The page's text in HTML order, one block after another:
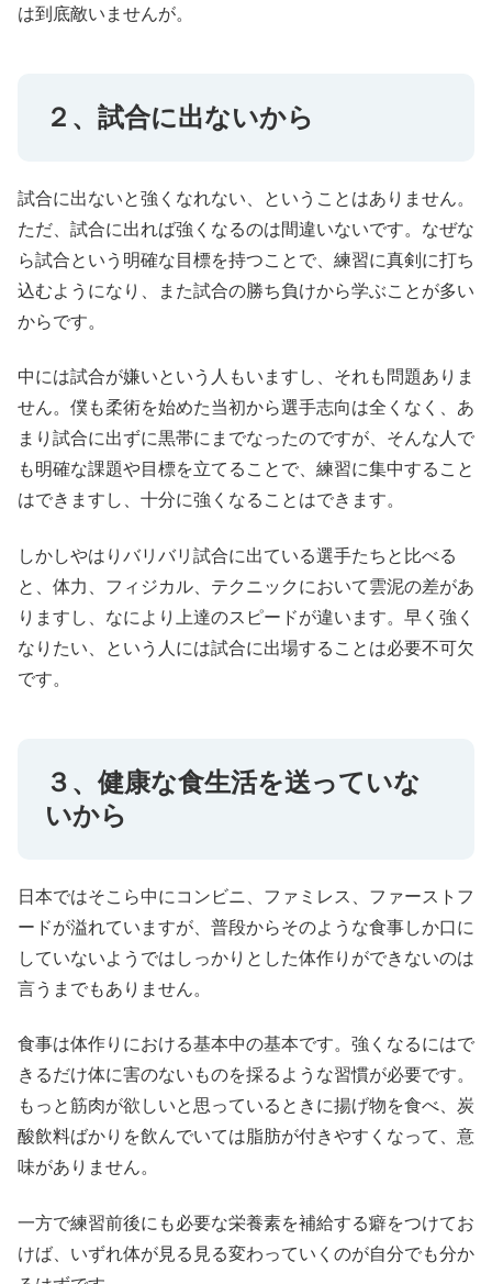
は到底敵いませんが。
２、試合に出ないから
試合に出ないと強くなれない、ということはありません。
ただ、試合に出れば強くなるのは間違いないです。なぜな
ら試合という明確な目標を持つことで、練習に真剣に打ち
込むようになり、また試合の勝ち負けから学ぶことが多い
からです。
中には試合が嫌いという人もいますし、それも問題ありま
せん。僕も柔術を始めた当初から選手志向は全くなく、あ
まり試合に出ずに黒帯にまでなったのですが、そんな人で
も明確な課題や目標を立てることで、練習に集中すること
はできますし、十分に強くなることはできます。
しかしやはりバリバリ試合に出ている選手たちと比べる
と、体力、フィジカル、テクニックにおいて雲泥の差があ
りますし、なにより上達のスピードが違います。早く強く
なりたい、という人には試合に出場することは必要不可欠
です。
３、健康な食生活を送っていな
いから
日本ではそこら中にコンビニ、ファミレス、ファーストフ
ードが溢れていますが、普段からそのような食事しか口に
していないようではしっかりとした体作りができないのは
言うまでもありません。
食事は体作りにおける基本中の基本です。強くなるにはで
きるだけ体に害のないものを採るような習慣が必要です。
もっと筋肉が欲しいと思っているときに揚げ物を食べ、炭
酸飲料ばかりを飲んでいては脂肪が付きやすくなって、意
味がありません。
一方で練習前後にも必要な栄養素を補給する癖をつけてお
けば、いずれ体が見る見る変わっていくのが自分でも分か